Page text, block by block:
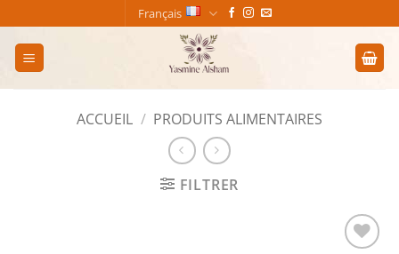
au
contenu
Français
ACCUEIL / PRODUITS ALIMENTAIRES
FILTRER